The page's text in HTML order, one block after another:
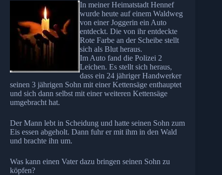
In meiner Heimatstadt Hennef
wurde heute auf einem Waldweg
von einer Joggerin ein Auto
entdeckt. Die von ihr entdeckte
Rote Farbe an der Scheibe stellt
sich als Blut heraus.
Im Auto fand die Polizei 2
Leichen. Es stellt sich heraus,
dass ein 24 jähriger Handwerker
seinen 3 jährigen Sohn mit einer Kettensäge enthauptet
und sich dann selbst mit einer weiteren Kettensäge
umgebracht hat.
Der Mann lebt in Scheidung und hatte seinen Sohn zum
Eis essen abgeholt. Dann fuhr er mit ihm in den Wald
und brachte ihn um.
Was kann einen Vater dazu bringen seinen Sohn zu
köpfen?